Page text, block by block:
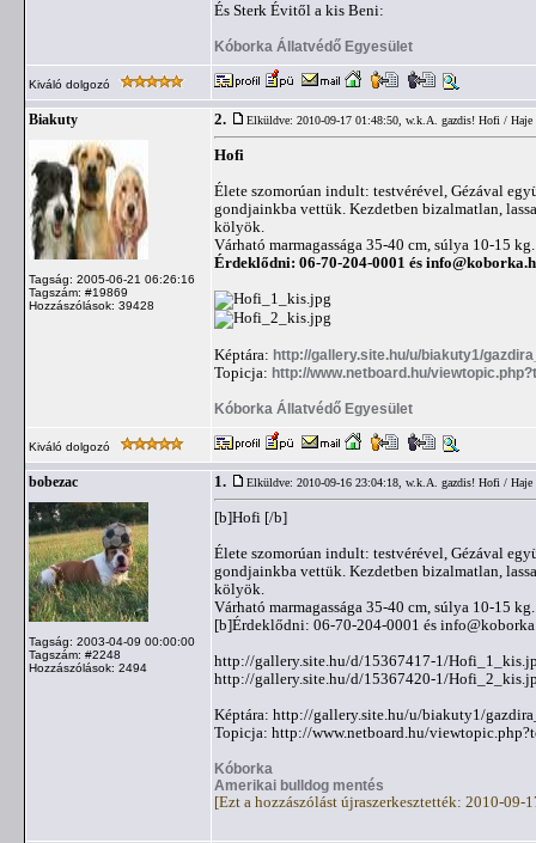
És Sterk Évitől a kis Beni:
Kóborka Állatvédő Egyesület
Kiváló dolgozó
Biakuty
Tagság: 2005-06-21 06:26:16
Tagszám: #19869
Hozzászólások: 39428
2. Elküldve: 2010-09-17 01:48:50, w.k.A. gazdis! Hofi / Haje
Hofi
Élete szomorúan indult: testvérével, Gézával
gondjainkba vettük. Kezdetben bizalmatlan,
kölyök.
Várható marmagassága 35-40 cm, súlya 10-15 kg.
Érdeklődni: 06-70-204-0001 és
Képtára: http://gallery.site.hu/u/biakuty1/
Topicja: http://www.netboard.hu/
Kóborka Állatvédő Egyesület
Kiváló dolgozó
bobezac
Tagság: 2003-04-09 00:00:00
Tagszám: #2248
Hozzászólások: 2494
1. Elküldve: 2010-09-16 23:04:18, w.k.A. gazdis! Hofi / Haje
[b]Hofi [/b]
Élete szomorúan indult: testvérével, Gézával
gondjainkba vettük. Kezdetben bizalmatlan,
kölyök.
Várható marmagassága 35-40 cm, súlya 10-15 kg.
[b]Érdeklődni: 06-70-204-0001 és
http://gallery.site.hu/d/15367417-1/
http://gallery.site.hu/d/15367420-1/
Képtára: http://gallery.site.hu/u/biakuty1/
Topicja: http://www.netboard.hu/
Kóborka
Amerikai bulldog mentés
[Ezt a hozzászólást újraszerkesztették: 2010-09-